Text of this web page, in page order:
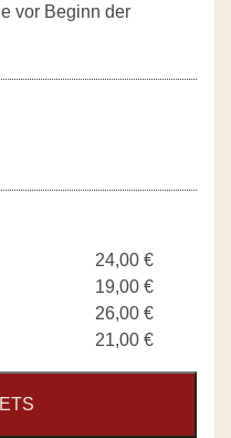
vor Beginn der
24,00 €
19,00 €
26,00 €
21,00 €